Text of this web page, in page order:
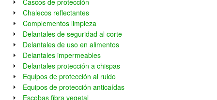
Cascos de protección
Chalecos reflectantes
Complementos limpieza
Delantales de seguridad al corte
Delantales de uso en alimentos
Delantales impermeables
Delantales protección a chispas
Equipos de protección al ruido
Equipos de protección anticaídas
Escobas fibra vegetal